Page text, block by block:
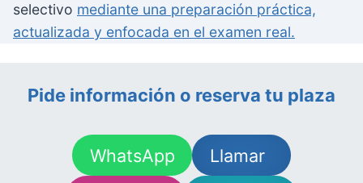
selectivo mediante una preparación práctica,
actualizada y enfocada en el examen real.
Pide información o reserva tu plaza
WhatsApp
Llamar